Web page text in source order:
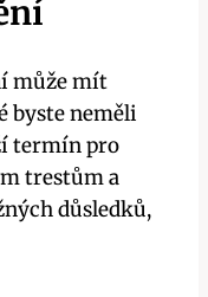
může mít
byste neměli
termín pro
trestům a
důsledků,